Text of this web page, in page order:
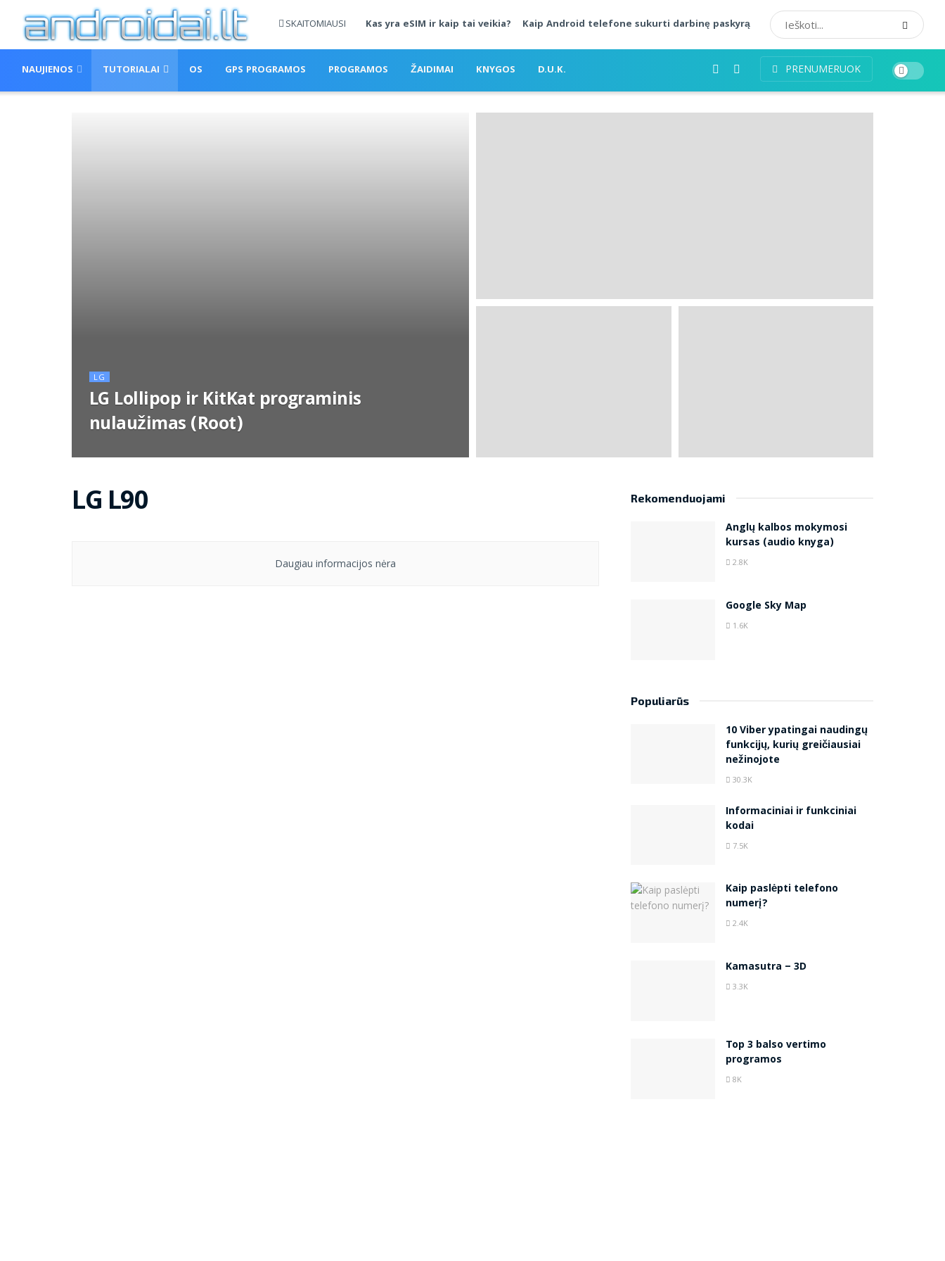
SKAITOMIAUSI Kas yra eSIM ir kaip tai veikia? Kaip Android telefone sukurti darbinę paskyrą
NAUJIENOS TUTORIALAI OS GPS PROGRAMOS PROGRAMOS ŽAIDIMAI KNYGOS D.U.K. PRENUMERUOK
LG
LG Lollipop ir KitKat programinis
nulaužimas (Root)
LG L90
Daugiau informacijos nėra
Rekomenduojami
Anglų kalbos mokymosi
kursas (audio knyga)
2.8K
Google Sky Map
1.6K
Populiarūs
10 Viber ypatingai naudingų
funkcijų, kurių greičiausiai
nežinojote
30.3K
Informaciniai ir funkciniai
kodai
7.5K
Kaip paslėpti telefono
numerį?
2.4K
Kamasutra – 3D
3.3K
Top 3 balso vertimo
programos
8K